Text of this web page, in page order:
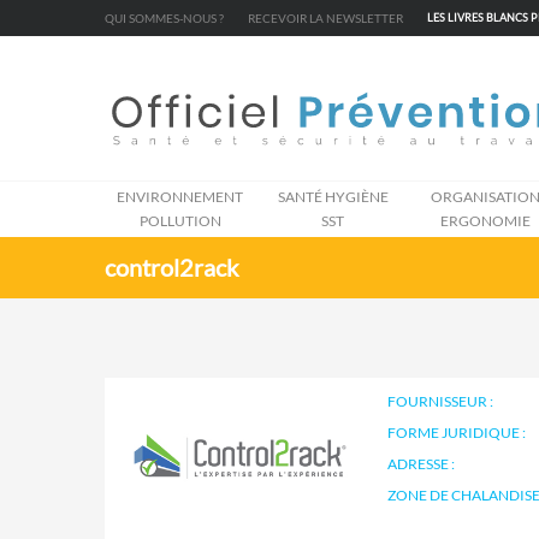
QUI SOMMES-NOUS ? RECEVOIR LA NEWSLETTER LES LIVRES BLANCS
ENVIRONNEMENT
POLLUTION
SANTÉ HYGIÈNE
SST
ORGANISATION
ERGONOMIE
control2rack
FOURNISSEUR :
FORME JURIDIQUE :
ADRESSE :
ZONE DE
Cookies management panel